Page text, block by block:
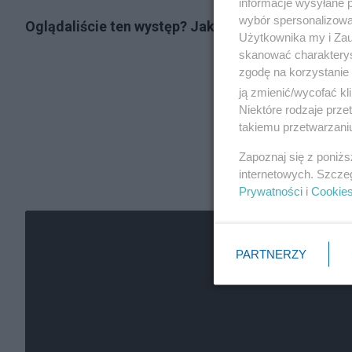
Oglądaliście ten występ? Jak oceniacie mecz
wybór
Użytkownika my i
skanować
zgodę na
ją zmienić/wycofać
Niektóre rodzaje
takiemu
Zapoznaj się z
internetowych.
Prywatności i Cookies
PARTNERZY